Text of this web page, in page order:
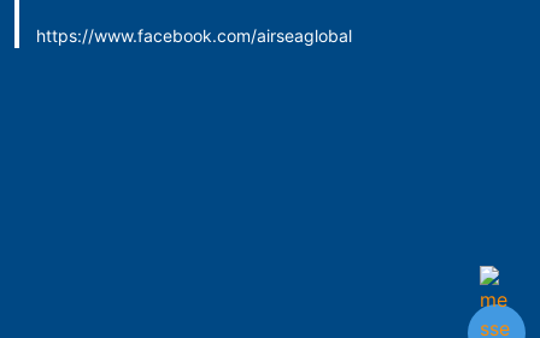
https://www.facebook.com/airseaglobal